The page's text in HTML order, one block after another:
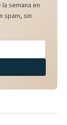
semana en
spam, sin